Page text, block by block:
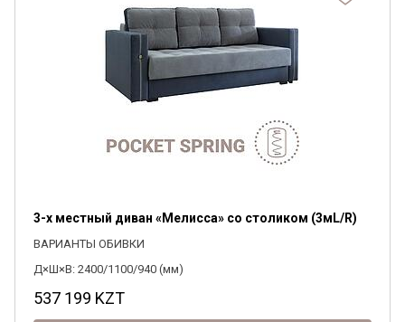
3-х местный диван «Мелисса» со столиком (3мL/R)
ВАРИАНТЫ ОБИВКИ
Д×Ш×В: 2400/1100/940 (мм)
537 199 KZT